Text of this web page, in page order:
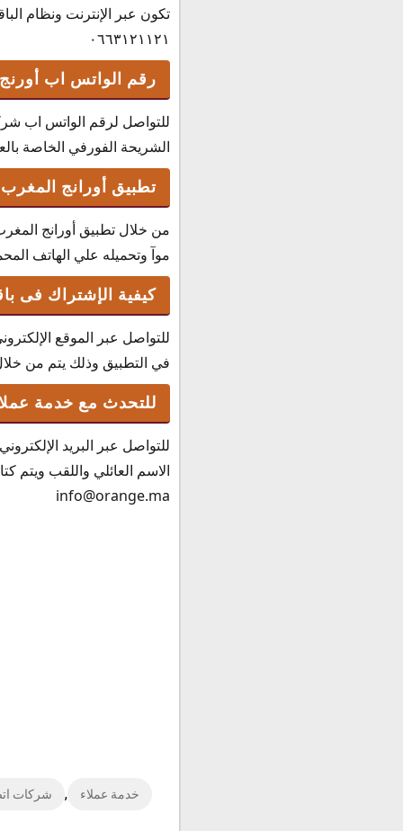
تكون عبر الإنترنت ونظام
٠٦٦٣١٢١١٢١
رقم الواتس اب
للتواصل لرقم الواتس اب
الشريحة الفورفي الخاصة
تطبيق أورانج المغرب
من خلال تطبيق أورانج
موآ وتحميله علي الهاتف
كيفية الإشتراك فى
للتواصل عبر الموقع
في التطبيق وذلك يتم من
للتحدث مع خدمة
للتواصل عبر البريد
الاسم العائلي واللقب ويتم
info@orange.ma
خدمة عملاء , شركات